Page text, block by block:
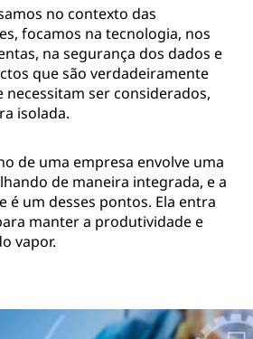
no contexto das
focamos na tecnologia, nos
na segurança dos dados e
que são verdadeiramente
ser considerados,
isolada.
de uma empresa envolve uma
de maneira integrada, e a
é um desses pontos. Ela entra
manter a produtividade e
vapor.